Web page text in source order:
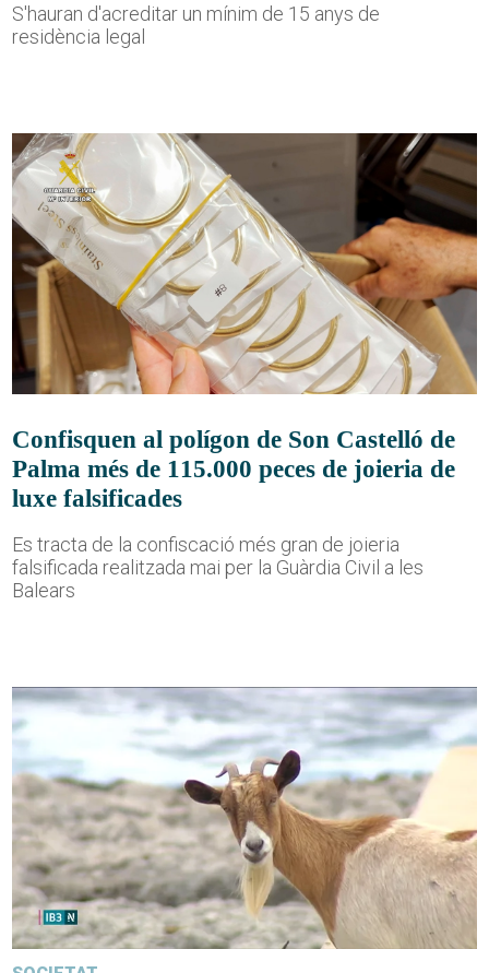
S'hauran d'acreditar un mínim de 15 anys de
residència legal
Confisquen al polígon de Son Castelló de
Palma més de 115.000 peces de joieria de
luxe falsificades
Es tracta de la confiscació més gran de joieria
falsificada realitzada mai per la Guàrdia Civil a les
Balears